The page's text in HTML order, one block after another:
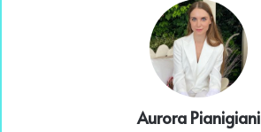
Aurora Pianigiani